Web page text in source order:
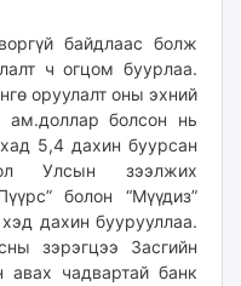
байдлаас болж
ч огцом буурлаа.
оруулалт оны эхний
болсон нь
5,4 дахин буурсан
Улсын зээлжих
болон “Мүүдиз”
дахин буурууллаа.
зэрэгцээ Засгийн
авах чадвартай банк